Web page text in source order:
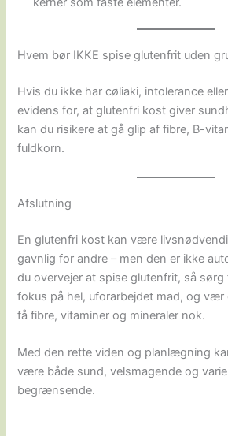
Hvem bør IKKE spise glutenfrit uden
Hvis du ikke har cøliaki, intolerance
evidens for, at glutenfri kost giver
kan du risikere at gå glip af fibre, B-
fuldkorn.
Afslutning
En glutenfri kost kan være
gavnlig for andre – men den er ikke
du overvejer at spise glutenfrit, så
fokus på hel, uforarbejdet mad, og
få fibre, vitaminer og mineraler nok.
Med den rette viden og planlægning
være både sund, velsmagende og
begrænsende.